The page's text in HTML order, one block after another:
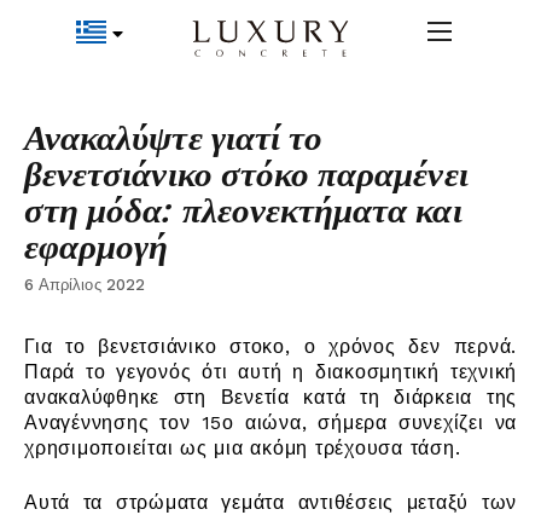
Ανακαλύψτε γιατί το
βενετσιάνικο στόκο παραμένει
στη μόδα: πλεονεκτήματα και
εφαρμογή
6 Απρίλιος 2022
Για το βενετσιάνικο στοκο, ο χρόνος δεν περνά.
Παρά το γεγονός ότι αυτή η διακοσμητική τεχνική
ανακαλύφθηκε στη Βενετία κατά τη διάρκεια της
Αναγέννησης τον 15ο αιώνα, σήμερα συνεχίζει να
χρησιμοποιείται ως μια ακόμη τρέχουσα τάση.
Αυτά τα στρώματα γεμάτα αντιθέσεις μεταξύ των